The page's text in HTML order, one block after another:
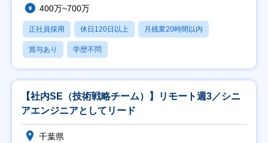
400万~700万
正社員採用 休日120日以上 月残業20時間以内
賞与あり 学歴不問
【社内SE（技術戦略チーム）】リモート週3／シニ
アエンジニアとしてリード
千葉県